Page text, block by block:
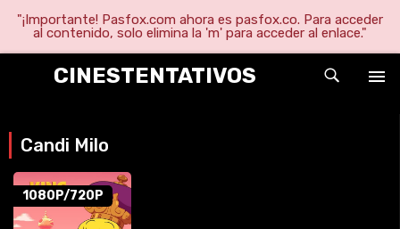
"¡Importante! Pasfox.com ahora es pasfox.co. Para acceder
al contenido, solo elimina la 'm' para acceder al enlace."
CINESTENTATIVOS
Candi Milo
1080P/720P